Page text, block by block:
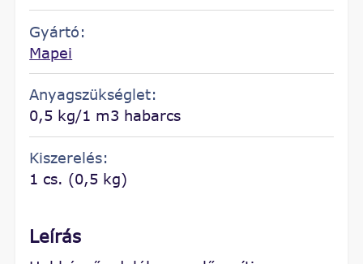
Gyártó:
Mapei
Anyagszükséglet:
0,5 kg/1 m3 habarcs
Kiszerelés:
1 cs. (0,5 kg)
Leírás